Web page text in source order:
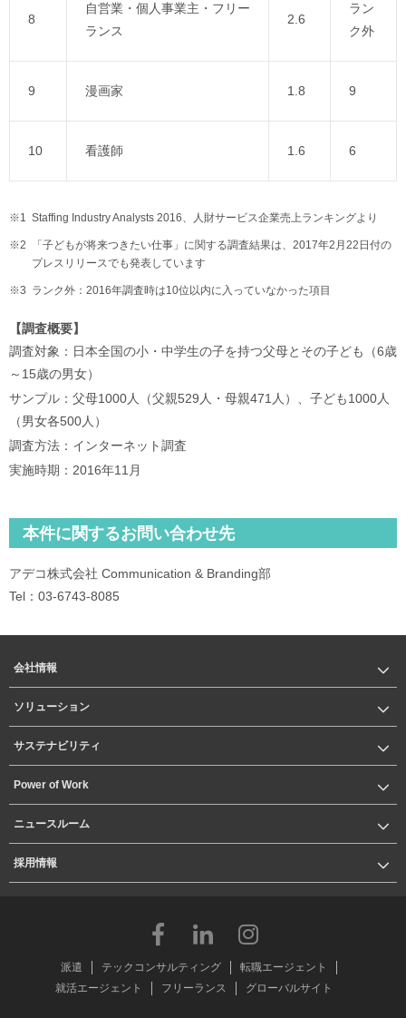
8
自営業・個人事業主・フリー
ランス
2.6
ラン
ク外
9 漫画家 1.8 9
10 看護師 1.6 6
※1 Staffing Industry Analysts 2016、人財サービス企業売上ランキングより
※2
「子どもが将来つきたい仕事」に関する調査結果は、2017年2月22日付の
プレスリリースでも発表しています
※3 ランク外：2016年調査時は10位以内に入っていなかった項目
【調査概要】
調査対象：日本全国の小・中学生の子を持つ父母とその子ども（6歳
～15歳の男女）
サンプル：父母1000人（父親529人・母親471人）、子ども1000人
（男女各500人）
調査方法：インターネット調査
実施時期：2016年11月
本件に関するお問い合わせ先
アデコ株式会社 Communication & Branding部
Tel：03-6743-8085
会社情報
ソリューション
サステナビリティ
Power of Work
ニュースルーム
採用情報
派遣 テックコンサルティング
転職エージェント
就活エージェント
フリーランス グローバルサイト